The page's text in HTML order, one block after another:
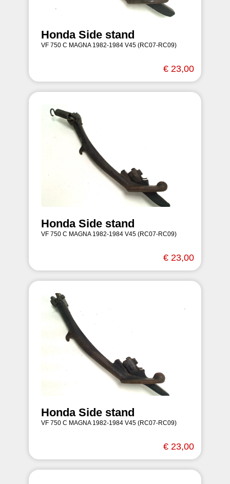
Honda Side stand
VF 750 C MAGNA 1982-1984 V45 (RC07-RC09)
€ 23,00
Honda Side stand
VF 750 C MAGNA 1982-1984 V45 (RC07-RC09)
€ 23,00
Honda Side stand
VF 750 C MAGNA 1982-1984 V45 (RC07-RC09)
€ 23,00